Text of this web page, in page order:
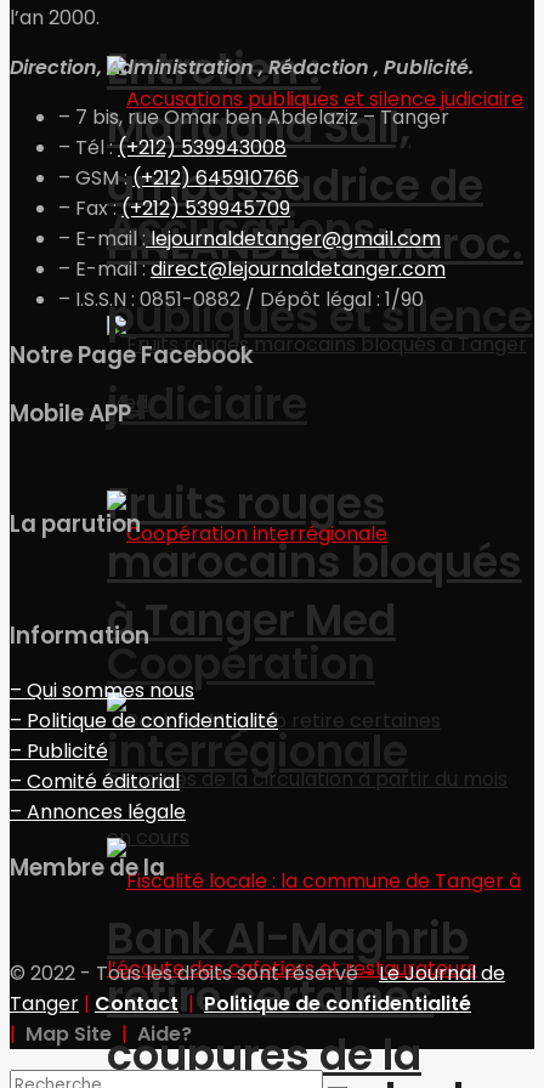
Entretien :
Marjaana Sall,
ambassadrice de
FINLANDE au Maroc.
Fruits rouges
marocains bloqués
à Tanger Med
Bank Al-Maghrib
retire certaines
coupures de la
Accusations
publiques et silence
judiciaire
Coopération
interrégionale
l’an 2000.
Direction, Administration , Rédaction , Publicité.
– 7 bis, rue Omar ben Abdelaziz – Tanger
– Tél :(+212) 539943008
– GSM :(+212) 645910766
– Fax :(+212) 539945709
– E-mail :lejournaldetanger@gmail.com
– E-mail :direct@lejournaldetanger.com
– I.S.S.N : 0851-0882 / Dépôt légal : 1/90
Notre Page Facebook
Mobile APP
La parution
Information
– Qui sommes nous
– Politique de confidentialité
– Publicité
– Comité éditorial
– Annonces légale
Membre de la
© 2022 - Tous les droits sont réservé-Le Journal de
Tanger | Contact |Politique de confidentialité
| Map Site | Aide?